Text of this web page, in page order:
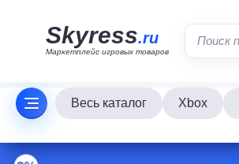
Skyress.ru
Маркетплейс игровых товаров
Весь каталог Xbox